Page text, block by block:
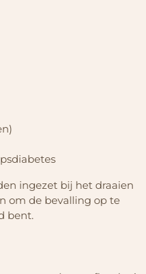
ingezet bij het draaien
om de bevalling op te
bent.